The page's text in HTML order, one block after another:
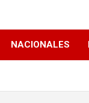
NACIONALES